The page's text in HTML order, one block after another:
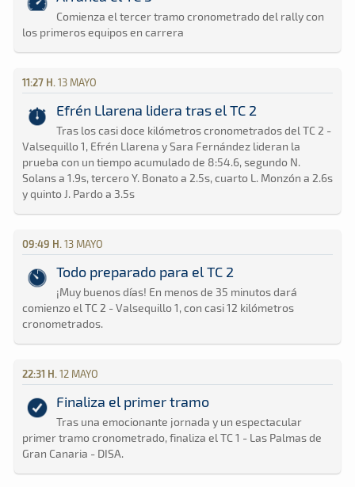
Comienza el tercer tramo cronometrado del rally con
los primeros equipos en carrera
11:27 H. 13 MAYO
Efrén Llarena lidera tras el TC 2
Tras los casi doce kilómetros cronometrados del TC 2 -
Valsequillo 1, Efrén Llarena y Sara Fernández lideran la
prueba con un tiempo acumulado de 8:54.6, segundo N.
Solans a 1.9s, tercero Y. Bonato a 2.5s, cuarto L. Monzón a 2.6s
y quinto J. Pardo a 3.5s
09:49 H. 13 MAYO
Todo preparado para el TC 2
¡Muy buenos días! En menos de 35 minutos dará
comienzo el TC 2 - Valsequillo 1, con casi 12 kilómetros
cronometrados.
22:31 H. 12 MAYO
Finaliza el primer tramo
Tras una emocionante jornada y un espectacular
primer tramo cronometrado, finaliza el TC 1 - Las Palmas de
Gran Canaria - DISA.